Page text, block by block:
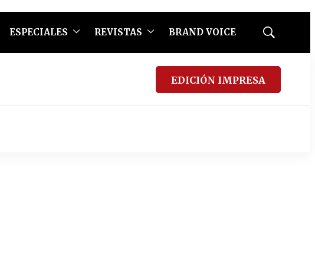
ESPECIALES REVISTAS BRAND VOICE
Mostrar
EDICIÓN IMPRESA